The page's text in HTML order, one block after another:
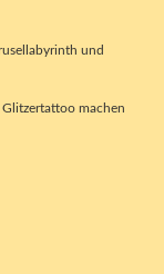
und
machen